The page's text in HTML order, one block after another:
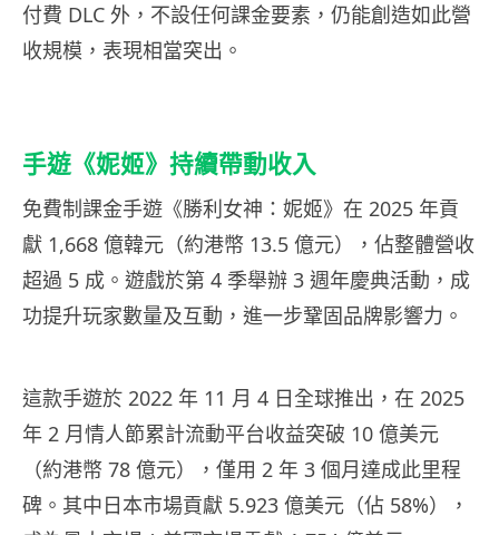
付費 DLC 外，不設任何課金要素，仍能創造如此營
收規模，表現相當突出。
手遊《妮姬》持續帶動收入
免費制課金手遊《勝利女神：妮姬》在 2025 年貢
獻 1,668 億韓元（約港幣 13.5 億元），佔整體營收
超過 5 成。遊戲於第 4 季舉辦 3 週年慶典活動，成
功提升玩家數量及互動，進一步鞏固品牌影響力。
這款手遊於 2022 年 11 月 4 日全球推出，在 2025
年 2 月情人節累計流動平台收益突破 10 億美元
（約港幣 78 億元），僅用 2 年 3 個月達成此里程
碑。其中日本市場貢獻 5.923 億美元（佔 58%），